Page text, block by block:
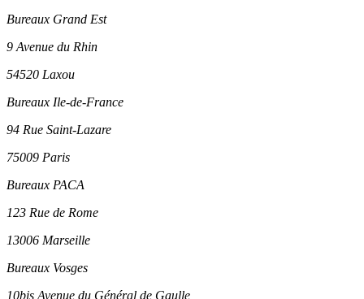
Bureaux Grand Est
9 Avenue du Rhin
54520 Laxou
Bureaux Ile-de-France
94 Rue Saint-Lazare
75009 Paris
Bureaux PACA
123 Rue de Rome
13006 Marseille
Bureaux Vosges
10bis Avenue du Général de Gaulle